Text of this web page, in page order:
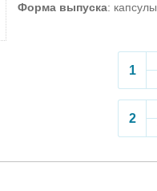
Форма выпуска: капсулы